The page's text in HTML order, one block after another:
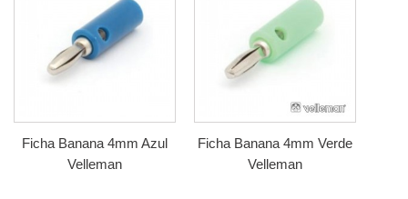
Ficha Banana 4mm Azul
Velleman
Ficha Banana 4mm Verde
Velleman